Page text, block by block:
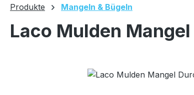
Produkte Mangeln & Bügeln
Laco Mulden
Bildergalerie überspringen